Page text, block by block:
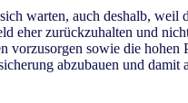
warten, auch deshalb, weil
eher zurückzuhalten und
vorzusorgen sowie die
abzubauen und